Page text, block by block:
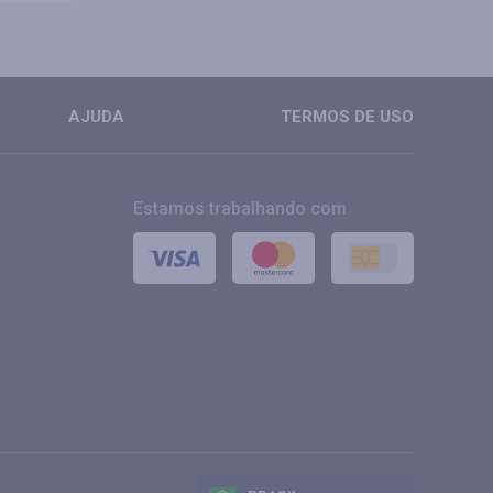
AJUDA TERMOS DE USO
Estamos trabalhando com